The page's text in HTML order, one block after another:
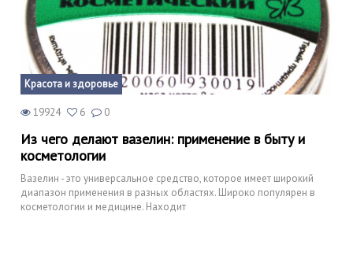
Красота и здоровье
19924 6 0
Из чего делают вазелин: применение в быту и
косметологии
Вазелин - это универсальное средство, которое имеет широкий
диапазон применения в разных областях. Широко популярен в
косметологии и медицине. Находит